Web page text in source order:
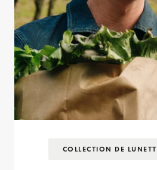
COLLECTION DE